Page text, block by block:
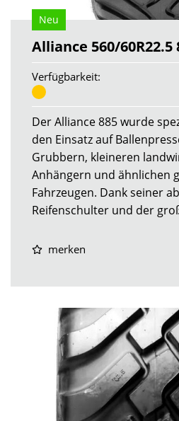
Neu
Alliance 560/60R22.5
Verfügbarkeit:
Der Alliance 885 wurde
den Einsatz auf
Grubbern, kleineren
Anhängern und ähnlichen
Fahrzeugen. Dank seiner
Reifenschulter und der
merken